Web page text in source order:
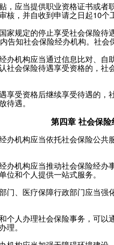
应当提供职业资格证书或者
核，并自收到申请之日起10个
家规定的停止享受社会保险待
告知社会保险经办机构。社
办机构应当通过信息比对、自
社会保险待遇享受资格的，
受资格后继续享受待遇的，
待遇。
第四章 社会保
办机构应当依托社会保险公共
办机构应当推动社会保险经办
位和个人提供一站式服务。
、医疗保障行政部门应当强
个人办理社会保险事务，可以
理。